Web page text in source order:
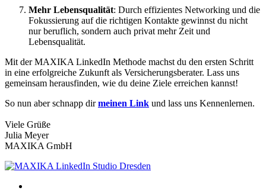
Mehr Lebensqualität: Durch effizientes Networking und die
Fokussierung auf die richtigen Kontakte gewinnst du nicht
nur beruflich, sondern auch privat mehr Zeit und
Lebensqualität.
Mit der MAXIKA LinkedIn Methode machst du den ersten Schritt
in eine erfolgreiche Zukunft als Versicherungsberater. Lass uns
gemeinsam herausfinden, wie du deine Ziele erreichen kannst!
So nun aber schnapp dirmeinen Link und lass uns Kennenlernen.
Viele Grüße
Julia Meyer
MAXIKA GmbH